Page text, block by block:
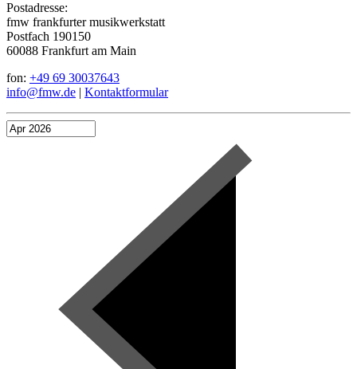
Postadresse:
fmw frankfurter musikwerkstatt
Postfach 190150
60088 Frankfurt am Main
fon: +49 69 30037643
info@fmw.de | Kontaktformular